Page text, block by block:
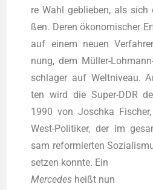
re Wahl geblie­ben, als
ßen. Deren öko­no­mi­scher
auf einem neu­en
nung, dem Mül­ler-
schla­ger auf Welt­ni­veau.
ten wird die Super-DDR
1990 von Josch­ka
West-Poli­ti­ker, der im
sam refor­mier­ten
set­zen konn­te. Ein
Mer­ce­des heißt nun